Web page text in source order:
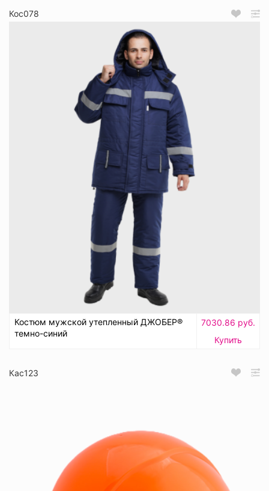
Кос078
Костюм мужской утепленный ДЖОБЕР®
темно-синий
7030.86 руб.
Купить
Кас123